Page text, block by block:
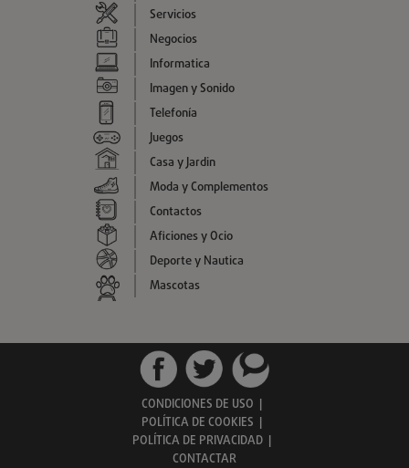
Servicios
Negocios
Informatica
Imagen y Sonido
Telefonía
Juegos
Casa y Jardin
Moda y Complementos
Contactos
Aficiones y Ocio
Deporte y Nautica
Mascotas
CONDICIONES DE USO |
POLÍTICA DE COOKIES |
POLÍTICA DE PRIVACIDAD |
CONTACTAR